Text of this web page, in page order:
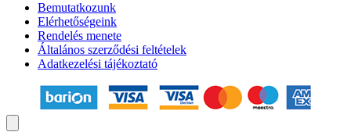
Bemutatkozunk
Elérhetőségeink
Rendelés menete
Általános szerződési feltételek
Adatkezelési tájékoztató